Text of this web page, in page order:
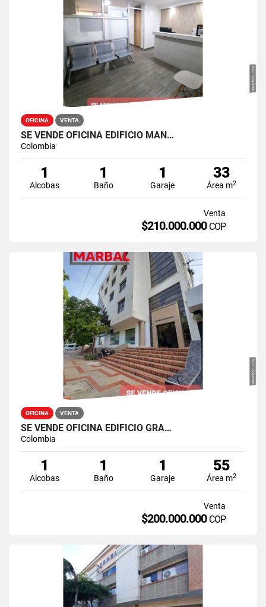
OFICINA VENTA
SE VENDE OFICINA EDIFICIO MAN…
Colombia
1
Alcobas
1
Baño
1
Garaje
33
Área m2
Venta
$210.000.000 COP
OFICINA VENTA
SE VENDE OFICINA EDIFICIO GRA…
Colombia
1
Alcobas
1
Baño
1
Garaje
55
Área m2
Venta
$200.000.000 COP